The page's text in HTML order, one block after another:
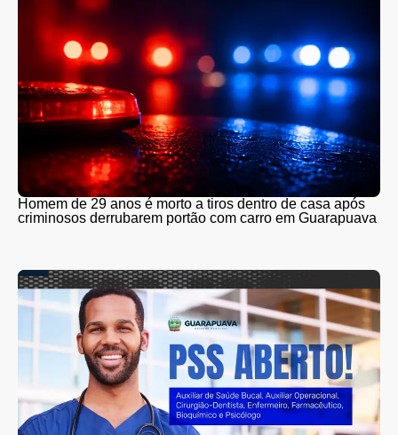
Homem de 29 anos é morto a tiros dentro de casa após
criminosos derrubarem portão com carro em Guarapuava